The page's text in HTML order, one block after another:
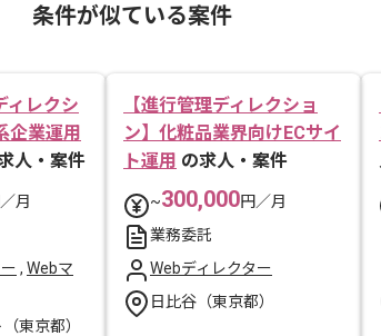
条件が似ている案件
ィレクシ
企業運用
人・案件
月
, Webマ
東京都）
【進行管理ディレクショ
ン】化粧品業界向けECサイ
ト運用 の求人・案件
~300,000円／月
業務委託
Webディレクター
日比谷（東京都）